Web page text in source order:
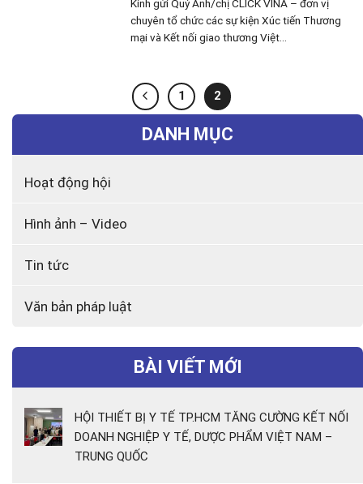
DANH MỤC
Hoạt động hội
Hình ảnh – Video
Tin tức
Văn bản pháp luật
BÀI VIẾT MỚI
HỘI THIẾT BỊ Y TẾ TP.HCM TĂNG CƯỜNG KẾT NỐI
DOANH NGHIỆP Y TẾ, DƯỢC PHẨM VIỆT NAM –
TRUNG QUỐC
Kính gửi Quý Anh/chị CLICK VINA – đơn vị
chuyên tổ chức các sự kiện Xúc tiến Thương
mại và Kết nối giao thương Việt...
1 2